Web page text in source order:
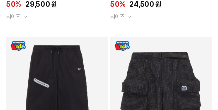
50% 29,500 원
사이즈
50% 24,500 원
사이즈